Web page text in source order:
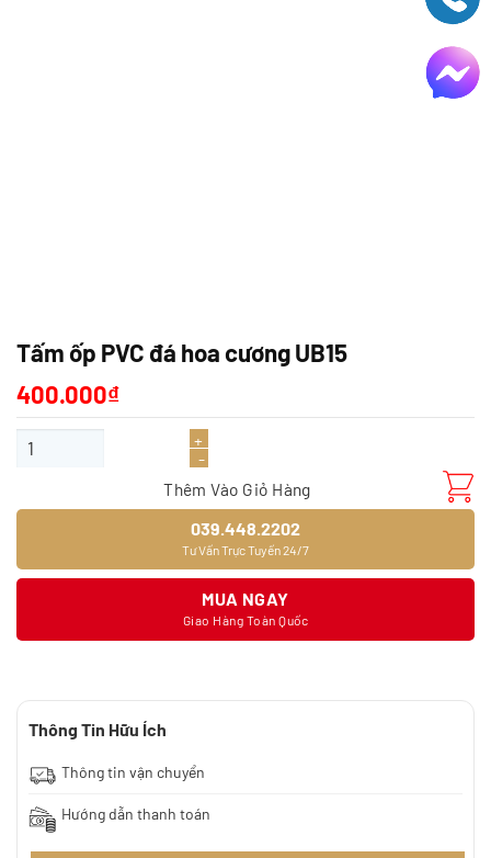
Tấm ốp PVC đá hoa cương UB15
400.000₫
Tấm ốp PVC đá hoa cương UB15 số lượng
Thêm Vào Giỏ Hàng
039.448.2202
Tư Vấn Trực Tuyến 24/7
MUA NGAY
Giao Hàng Toàn Quốc
Thông Tin Hữu Ích
Thông tin vận chuyển
Hướng dẫn thanh toán